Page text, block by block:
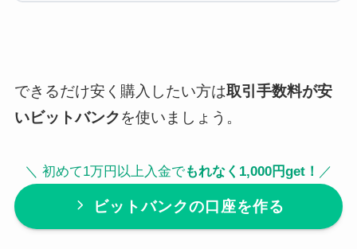
できるだけ安く購入したい方は取引手数料が安
いビットバンクを使いましょう。
＼ 初めて1万円以上入金でもれなく1,000円get！ ／
ビットバンクの口座を作る